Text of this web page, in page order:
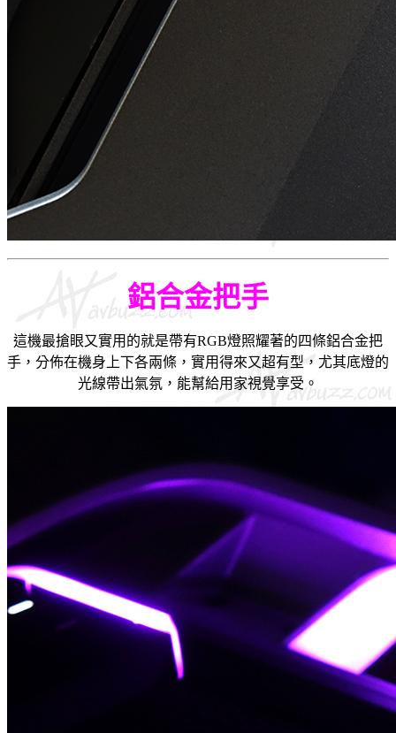
鋁合金把手
這機最搶眼又實用的就是帶有RGB燈照耀著的四條鋁合金把
手，分佈在機身上下各兩條，實用得來又超有型，尤其底燈的
光線帶出氣氛，能幫給用家視覺享受。